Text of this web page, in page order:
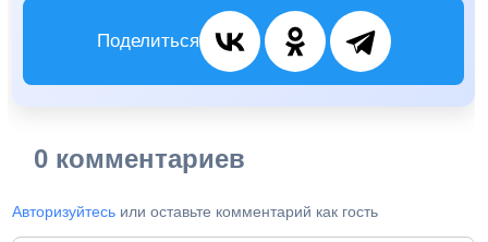
Поделиться
0 комментариев
Авторизуйтесь или оставьте комментарий как гость